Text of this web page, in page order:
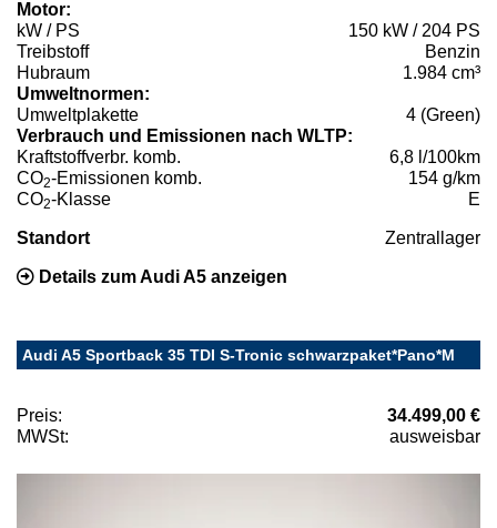
Motor:
kW / PS
150 kW / 204 PS
Treibstoff
Benzin
Hubraum
1.984 cm³
Umweltnormen:
Umweltplakette
4 (Green)
Verbrauch und Emissionen nach WLTP:
Kraftstoffverbr. komb.
6,8 l/100km
CO2-Emissionen komb.
154 g/km
CO2-Klasse E
Standort Zentrallager
Details zum Audi A5 anzeigen
Audi A5 Sportback 35 TDI S-Tronic schwarzpaket*Pano*M
Preis:
34.499,00 €
MWSt:
ausweisbar